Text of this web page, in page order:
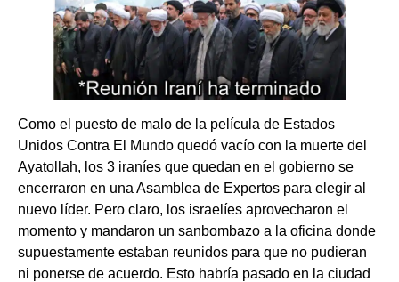
Como el puesto de malo de la película de Estados
Unidos Contra El Mundo quedó vacío con la muerte del
Ayatollah, los 3 iraníes que quedan en el gobierno se
encerraron en una Asamblea de Expertos para elegir al
nuevo líder. Pero claro, los israelíes aprovecharon el
momento y mandaron un sanbombazo a la oficina donde
supuestamente estaban reunidos para que no pudieran
ni ponerse de acuerdo. Esto habría pasado en la ciudad